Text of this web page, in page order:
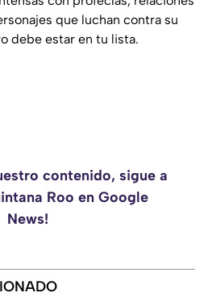
que luchan contra su
debe estar en tu lista.
contenido, sigue a
Roo en Google
News!